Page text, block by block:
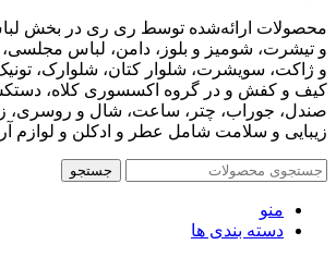
محصولات ارائه‌شده توسط ری ری در بخش
و تیشرت، شومیز و بلوز، دامن، لباس مجلسی،
و ژاکت، سویشرت، شلوار کتان، شلوارک،
کیف و کفش و در گروه اکسسوری کلاه،
صندل، جوراب، چتر، ساعت، شال و روسری،
زیبایی و سلامت شامل عطر و ادکلن و لوازم
جستجو
منو
دسته بندی ها